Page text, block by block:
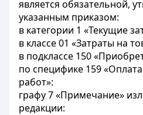
является обязательной,
указанным приказом:
в категории 1 «Текущие
в классе 01 «Затраты на
в подклассе 150
по специфике 159
работ»:
графу 7 «Примечание»
редакции: